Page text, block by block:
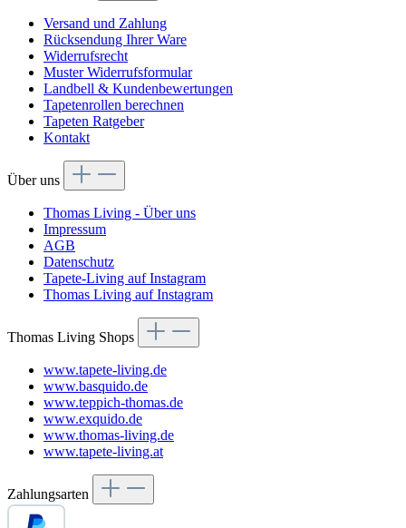
Versand und Zahlung
Rücksendung Ihrer Ware
Widerrufsrecht
Muster Widerrufsformular
Landbell & Kundenbewertungen
Tapetenrollen berechnen
Tapeten Ratgeber
Kontakt
Über uns
Thomas Living - Über uns
Impressum
AGB
Datenschutz
Tapete-Living auf Instagram
Thomas Living auf Instagram
Thomas Living Shops
www.tapete-living.de
www.basquido.de
www.teppich-thomas.de
www.exquido.de
www.thomas-living.de
www.tapete-living.at
Zahlungsarten